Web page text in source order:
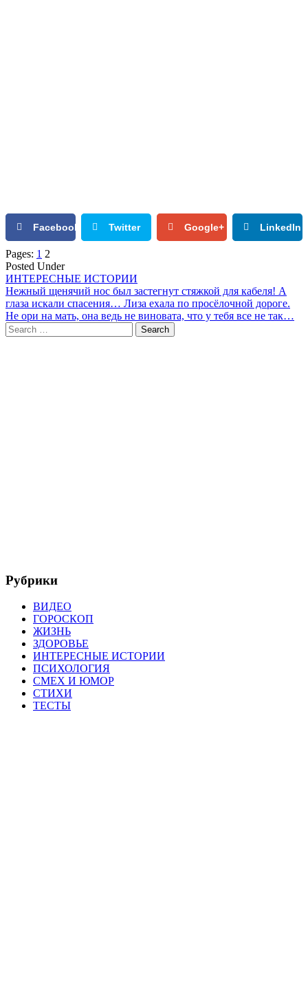
Facebook Twitter Google+ LinkedIn
Pages: 1 2
Posted Under
ИНТЕРЕСНЫЕ ИСТОРИИ
Post
navigation
Нежный щенячий нос был застегнут стяжкой для кабеля! А
глаза искали спасения… Лиза ехала по просёлочной дороге.
Не ори на мать, она ведь не виновата, что у тебя все не так…
Search
for:
Рубрики
ВИДЕО
ГОРОСКОП
ЖИЗНЬ
ЗДОРОВЬЕ
ИНТЕРЕСНЫЕ ИСТОРИИ
ПСИХОЛОГИЯ
СМЕХ И ЮМОР
СТИХИ
ТЕСТЫ